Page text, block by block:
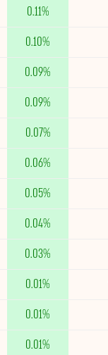
0.11%
0.10%
0.09%
0.09%
0.07%
0.06%
0.05%
0.04%
0.03%
0.01%
0.01%
0.01%